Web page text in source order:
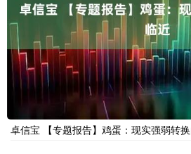
卓信宝 【专题报告】鸡蛋：现实强弱转